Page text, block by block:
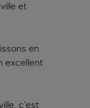
et
en
excellent
c’est